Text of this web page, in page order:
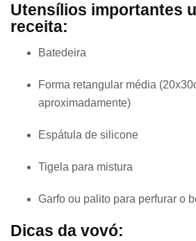
Utensílios importantes
receita:
Batedeira
Forma retangular média
aproximadamente)
Espátula de silicone
Tigela para mistura
Garfo ou palito para perfurar o
Dicas da vovó: